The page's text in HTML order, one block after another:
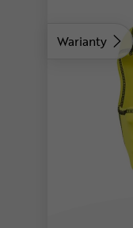
Warianty